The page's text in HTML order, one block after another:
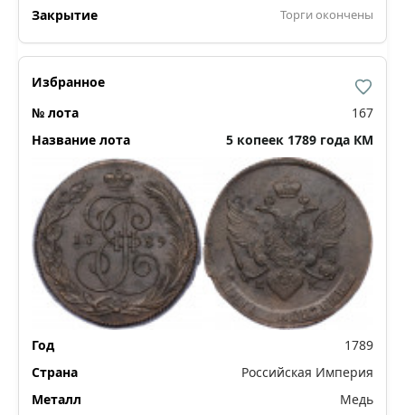
Торги окончены
167
5 копеек 1789 года КМ
1789
Российская Империя
Медь